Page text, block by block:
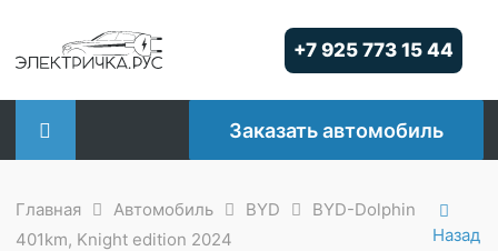
content
+7 925 773 15 44
Заказать автомобиль
Главная Автомобиль BYD
BYD-Dolphin
401km, Knight edition 2024
Назад